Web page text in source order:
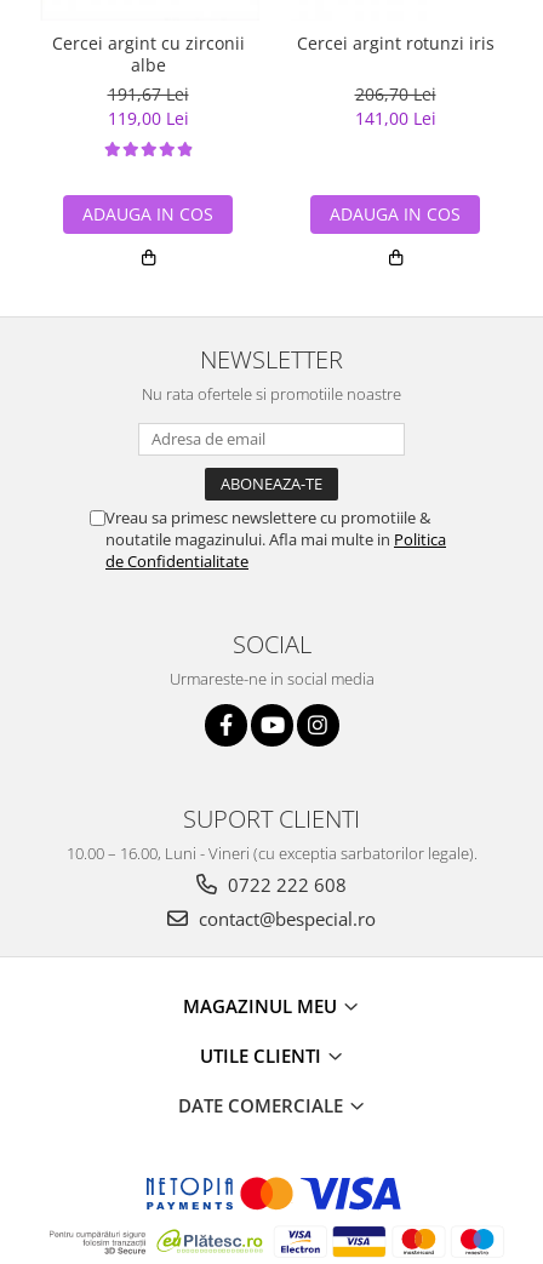
Cercei argint cu zirconii
albe
191,67 Lei
119,00 Lei
ADAUGA IN COS
Cercei argint rotunzi iris
206,70 Lei
141,00 Lei
ADAUGA IN COS
NEWSLETTER
Nu rata ofertele si promotiile noastre
Vreau sa primesc newslettere cu promotiile &
noutatile magazinului. Afla mai multe in Politica
de Confidentialitate
SOCIAL
Urmareste-ne in social media
SUPORT CLIENTI
10.00 – 16.00, Luni - Vineri (cu exceptia sarbatorilor legale).
0722 222 608
contact@bespecial.ro
MAGAZINUL MEU
UTILE CLIENTI
DATE COMERCIALE